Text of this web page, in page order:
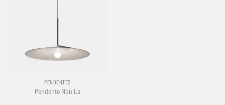
PENDENTES
Pendente Non La